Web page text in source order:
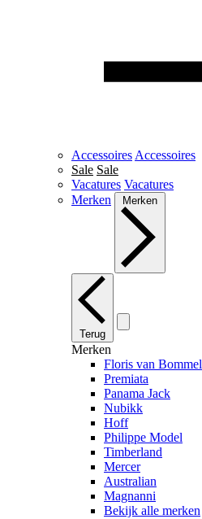
Accessoires Accessoires
Sale Sale
Vacatures Vacatures
Merken
Merken
Terug
Merken
Floris van Bommel
Premiata
Panama Jack
Nubikk
Hoff
Philippe Model
Timberland
Mercer
Australian
Magnanni
Bekijk alle merken